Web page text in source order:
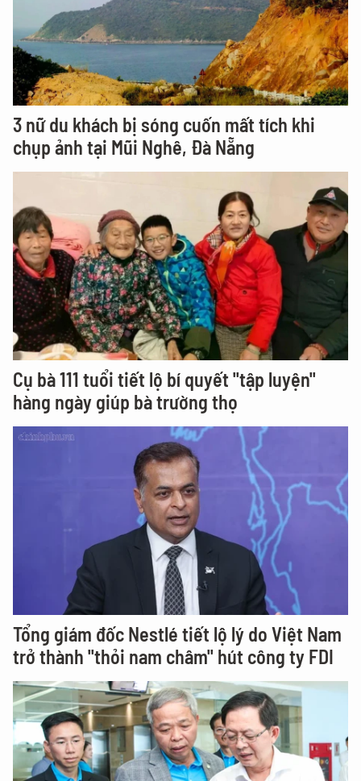
3 nữ du khách bị sóng cuốn mất tích khi
chụp ảnh tại Mũi Nghê, Đà Nẵng
Cụ bà 111 tuổi tiết lộ bí quyết "tập luyện"
hàng ngày giúp bà trường thọ
Tổng giám đốc Nestlé tiết lộ lý do Việt Nam
trở thành "thỏi nam châm" hút công ty FDI